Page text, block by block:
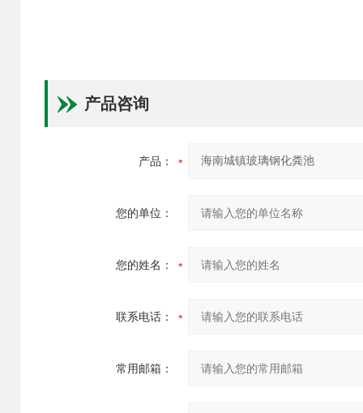
产品咨询
产品：
您的单位：
您的姓名：
联系电话：
常用邮箱：